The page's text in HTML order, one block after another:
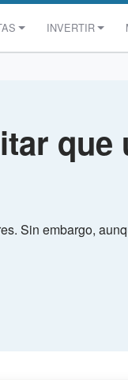
INVERTIR
que
Sin embargo,